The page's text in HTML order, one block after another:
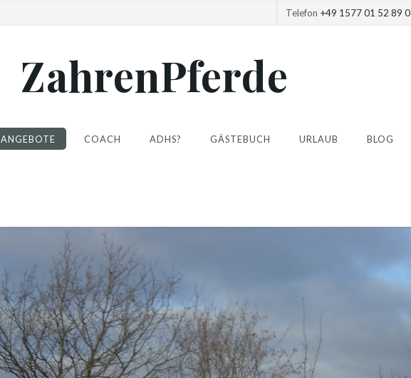
Telefon +49 1577 01 52 89 0
ZahrenPferde
ANGEBOTE COACH ADHS? GÄSTEBUCH URLAUB BLOG